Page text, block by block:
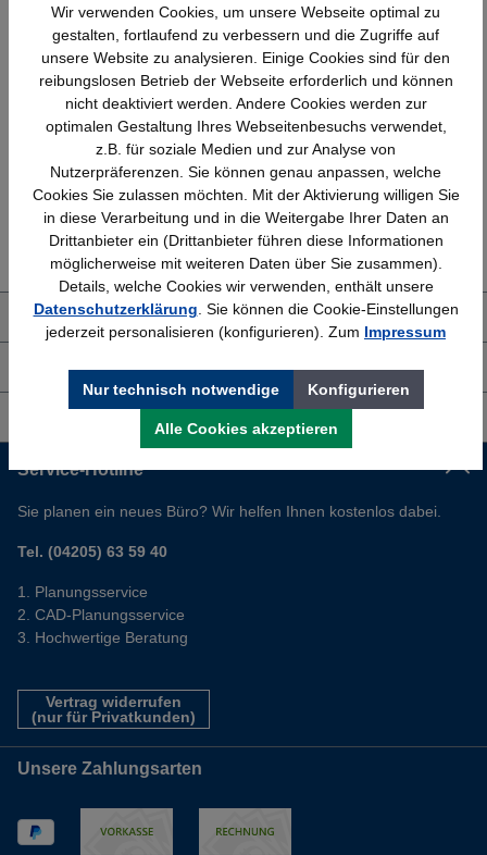
Schnelle Lieferung
Bundesweit
Topmarken
Faire Preise
Erfahrung
Bewährt seit 1958
Kostenlose Beratung
(04205) 635940
Über uns
Shop Service
Service-Hotline
Sie planen ein neues Büro? Wir helfen Ihnen kostenlos dabei.
Tel. (04205) 63 59 40
Planungsservice
CAD-Planungsservice
Hochwertige Beratung
Vertrag widerrufen
(nur für Privatkunden)
Unsere Zahlungsarten
Wir verwenden Cookies, um unsere Webseite optimal zu
gestalten, fortlaufend zu verbessern und die Zugriffe auf
unsere Website zu analysieren. Einige Cookies sind für den
reibungslosen Betrieb der Webseite erforderlich und können
nicht deaktiviert werden. Andere Cookies werden zur
optimalen Gestaltung Ihres Webseitenbesuchs verwendet,
z.B. für soziale Medien und zur Analyse von
Nutzerpräferenzen. Sie können genau anpassen, welche
Cookies Sie zulassen möchten. Mit der Aktivierung willigen Sie
in diese Verarbeitung und in die Weitergabe Ihrer Daten an
Drittanbieter ein (Drittanbieter führen diese Informationen
möglicherweise mit weiteren Daten über Sie zusammen).
Details, welche Cookies wir verwenden, enthält unsere
Datenschutzerklärung . Sie können die Cookie-Einstellungen
jederzeit personalisieren (konfigurieren). Zum Impressum
Nur technisch notwendige Konfigurieren
Alle Cookies akzeptieren